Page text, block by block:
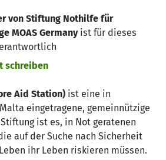
von Stiftung Nothilfe für
MOAS Germanyist für dieses
schreiben
Aid Station) ist eine in
eingetragene, gemeinnützige
ist es, in Not geratenen
auf der Suche nach Sicherheit
ihr Leben riskieren müssen.